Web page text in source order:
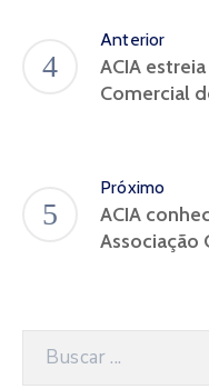
Anterior
ACIA
Comercial
Próximo
ACIA
Associação